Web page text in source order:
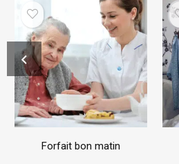
Forfait bon matin